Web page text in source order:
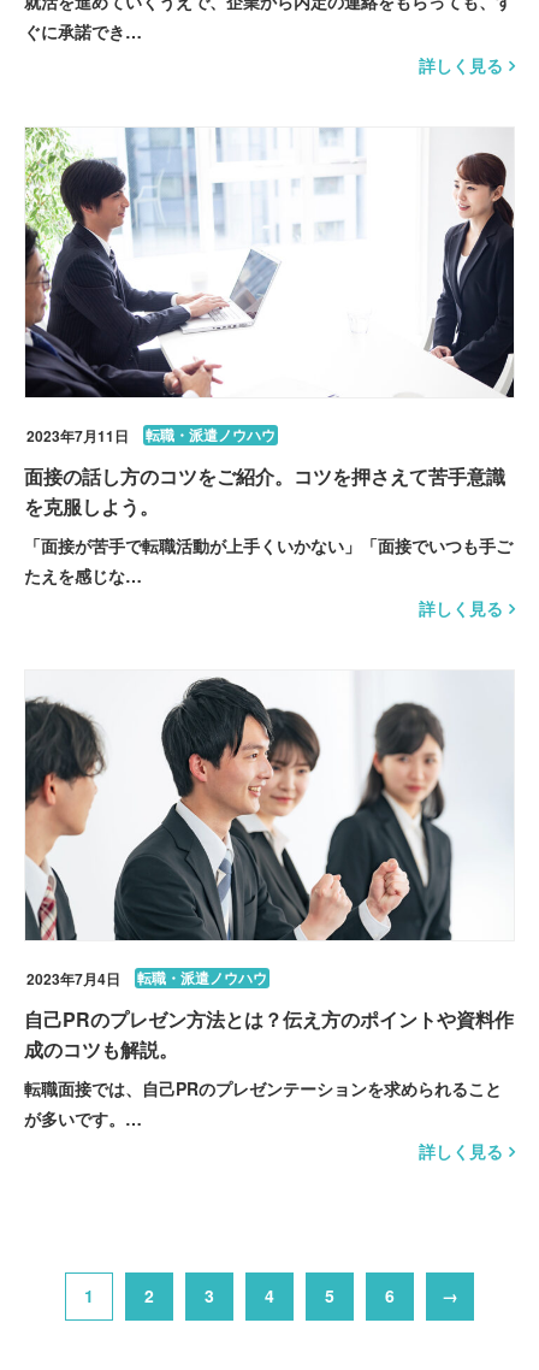
ぐに承諾でき…
詳しく見る
2023年7月11日 転職・派遣ノウハウ
面接の話し方のコツをご紹介。コツを押さえて苦手意識
を克服しよう。
「面接が苦手で転職活動が上手くいかない」「面接でいつも手ご
たえを感じな…
詳しく見る
2023年7月4日 転職・派遣ノウハウ
自己PRのプレゼン方法とは？伝え方のポイントや資料作
成のコツも解説。
転職面接では、自己PRのプレゼンテーションを求められること
が多いです。…
詳しく見る
1 2 3 4 5 6 →